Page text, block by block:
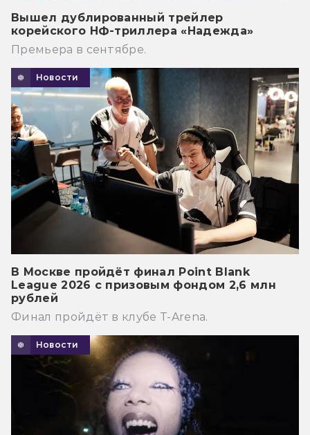
Вышел дублированный трейлер
корейского НФ-триллера «Надежда»
Премьера в сентябре.
Новости
В Москве пройдёт финал Point Blank
League 2026 с призовым фондом 2,6 млн
рублей
Финал пройдёт в клубе T-Arena.
Новости